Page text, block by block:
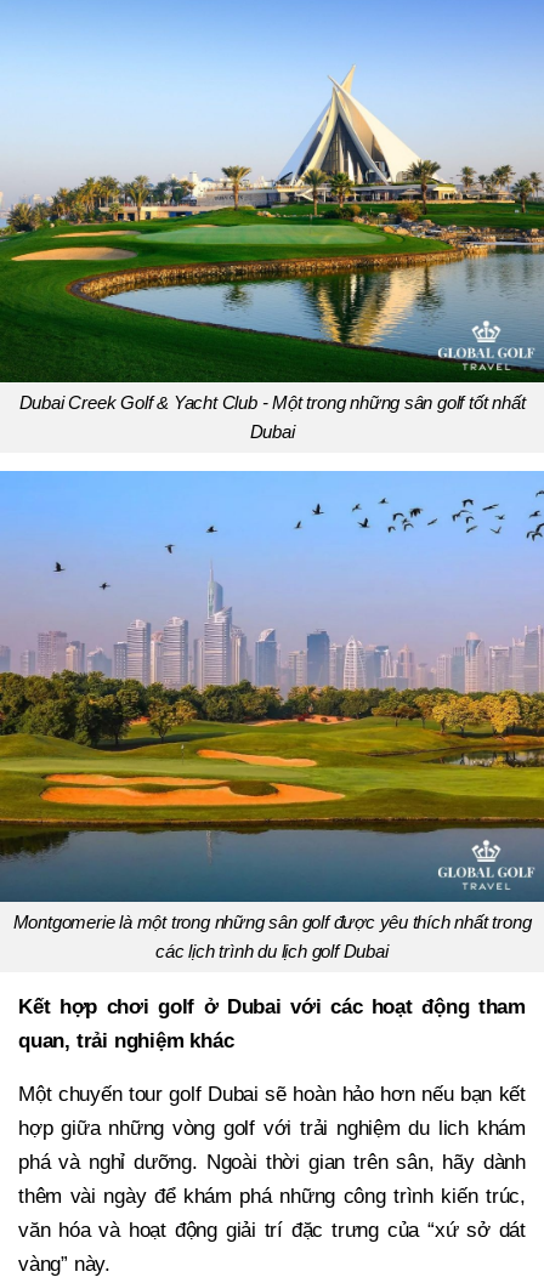
Dubai Creek Golf & Yacht Club - Một trong những sân golf tốt nhất
Dubai
Montgomerie là một trong những sân golf được yêu thích nhất trong
các lịch trình du lịch golf Dubai
Kết hợp chơi golf ở Dubai với các hoạt động tham
quan, trải nghiệm khác
Một chuyến tour golf Dubai sẽ hoàn hảo hơn nếu bạn kết
hợp giữa những vòng golf với trải nghiệm du lich khám
phá và nghỉ dưỡng. Ngoài thời gian trên sân, hãy dành
thêm vài ngày để khám phá những công trình kiến trúc,
văn hóa và hoạt động giải trí đặc trưng của “xứ sở dát
vàng” này.